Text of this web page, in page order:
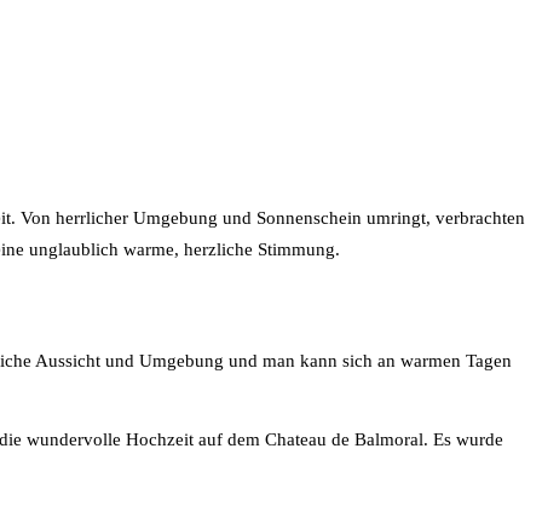
Von herrlicher Umgebung und Sonnenschein umringt, verbrachten
unglaublich warme, herzliche Stimmung.
Aussicht und Umgebung und man kann sich an warmen Tagen
wundervolle Hochzeit auf dem Chateau de Balmoral. Es wurde